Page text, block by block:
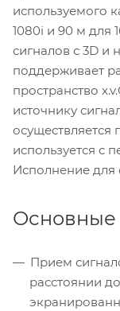
используемого
1080i и 90 м для
сигналов с 3D и
поддерживает
пространство
источнику
используется с
Исполнение для
Основные
Прием
расстоянии